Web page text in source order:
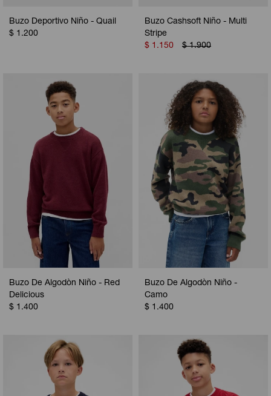
Buzo Deportivo Niño - Quail
$ 1.200
Buzo Cashsoft Niño - Multi
Stripe
$ 1.150 $ 1.900
Buzo De Algodòn Niño - Red
Delicious
$ 1.400
Buzo De Algodòn Niño -
Camo
$ 1.400